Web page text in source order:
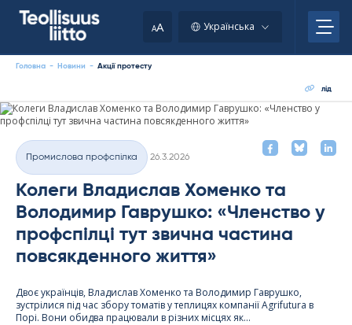
AA Українська
Головна - Новини - Акції протесту
лід
Категорії
Промислова профспілка
26.3.2026
Колеги Владислав Хоменко та
Володимир Гаврушко: «Членство у
профспілці тут звична частина
повсякденного життя»
Двоє українців, Владислав Хоменко та Володимир Гаврушко,
зустрілися під час збору томатів у теплицях компанії Agri­fu­tura в
Порі. Вони обидва працювали в різних місцях як...